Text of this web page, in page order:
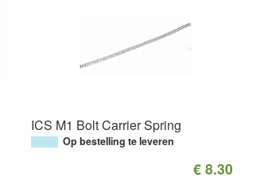
ICS M1 Bolt Carrier Spring
Op bestelling te leveren
€ 8.30